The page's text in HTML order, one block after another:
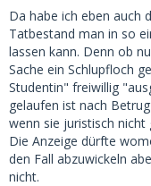
Da habe ich eben auch
Tatbestand man in so
lassen kann. Denn ob
Sache ein Schlupfloch
Studentin" freiwillig
gelaufen ist nach
wenn sie juristisch nicht
Die Anzeige dürfte
den Fall abzuwickeln
nicht.